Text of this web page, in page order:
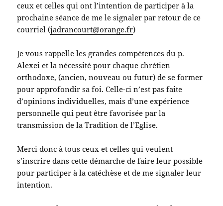
ceux et celles qui ont l’intention de participer à la
prochaine séance de me le signaler par retour de ce
courriel (jadrancourt@orange.fr)
Je vous rappelle les grandes compétences du p.
Alexei et la nécessité pour chaque chrétien
orthodoxe, (ancien, nouveau ou futur) de se former
pour approfondir sa foi. Celle-ci n’est pas faite
d’opinions individuelles, mais d’une expérience
personnelle qui peut être favorisée par la
transmission de la Tradition de l’Eglise.
Merci donc à tous ceux et celles qui veulent
s’inscrire dans cette démarche de faire leur possible
pour participer à la catéchèse et de me signaler leur
intention.